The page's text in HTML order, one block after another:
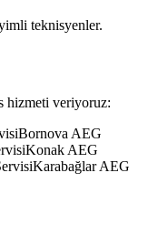
teknisyenler.
hizmeti veriyoruz:
Bornova AEG
Konak AEG
Karabağlar AEG